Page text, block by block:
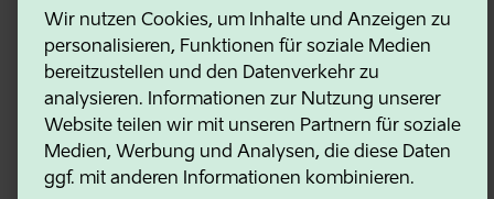
Wir nutzen Cookies, um Inhalte und Anzeigen zu
personalisieren, Funktionen für soziale Medien
bereitzustellen und den Datenverkehr zu
analysieren. Informationen zur Nutzung unserer
Website teilen wir mit unseren Partnern für soziale
Medien, Werbung und Analysen, die diese Daten
ggf. mit anderen Informationen kombinieren.